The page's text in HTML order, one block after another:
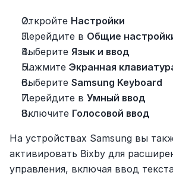
Откройте Настройки
Перейдите в Общие
Выберите Язык и ввод
Нажмите Экранная
Выберите Samsung Keyboard
Перейдите в Умный ввод
Включите Голосовой ввод
На устройствах Samsung вы
активировать Bixby для
управления, включая ввод